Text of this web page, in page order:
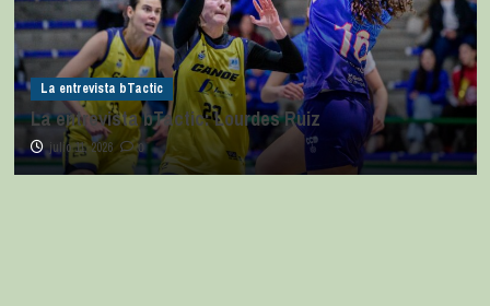
La entrevista bTactic
La entrevista bTactic: Lourdes Ruiz
julio 11, 2026 0